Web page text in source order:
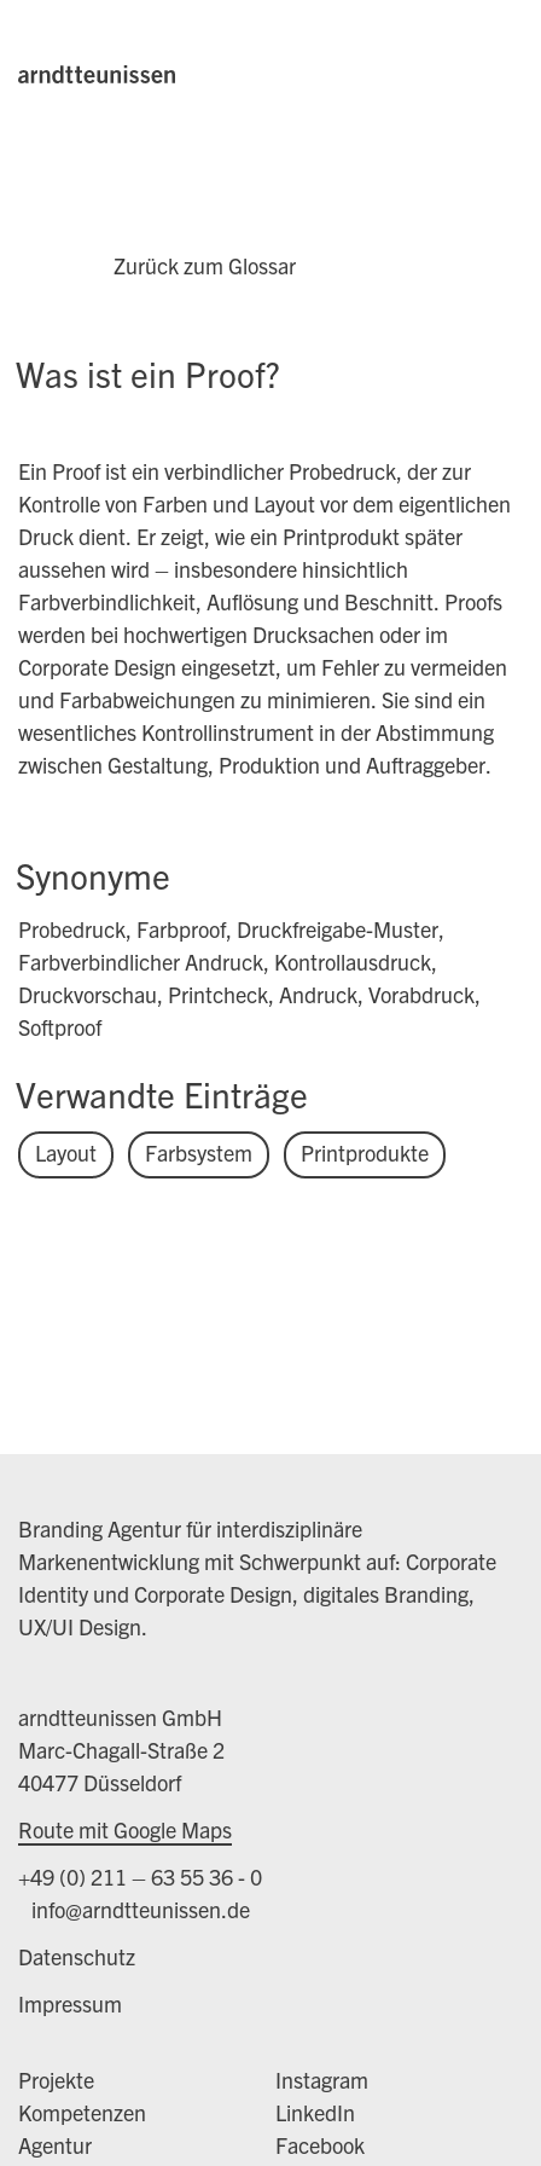
Zurück zum Glossar
Was ist ein Proof?
Ein Proof ist ein verbindlicher Probedruck, der zur
Kontrolle von Farben und Layout vor dem eigentlichen
Druck dient. Er zeigt, wie ein Printprodukt später
aussehen wird – insbesondere hinsichtlich
Farbverbindlichkeit, Auflösung und Beschnitt. Proofs
werden bei hochwertigen Drucksachen oder im
Corporate Design eingesetzt, um Fehler zu vermeiden
und Farbabweichungen zu minimieren. Sie sind ein
wesentliches Kontrollinstrument in der Abstimmung
zwischen Gestaltung, Produktion und Auftraggeber.
Synonyme
Probedruck, Farbproof, Druckfreigabe-Muster,
Farbverbindlicher Andruck, Kontrollausdruck,
Druckvorschau, Printcheck, Andruck, Vorabdruck,
Softproof
Verwandte Einträge
Layout Farbsystem Printprodukte
Branding Agentur für interdisziplinäre
Markenentwicklung mit Schwerpunkt auf: Corporate
Identity und Corporate Design, digitales Branding,
UX/UI Design.
arndtteunissen GmbH
Marc-Chagall-Straße 2
40477 Düsseldorf
Route mit Google Maps
+49 (0) 211 – 63 55 36 - 0
info@arndtteunissen.de
Datenschutz
Impressum
Projekte
Kompetenzen
Agentur
Instagram
LinkedIn
Facebook